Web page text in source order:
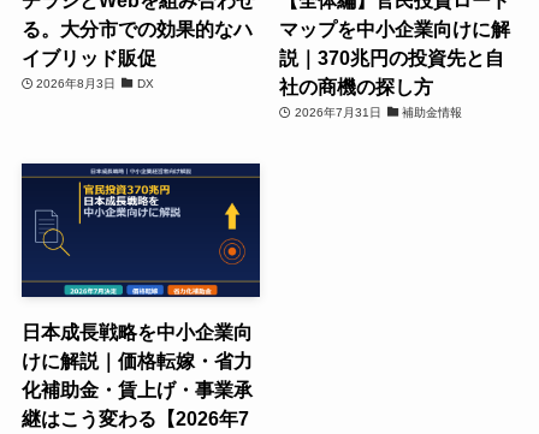
る。大分市での効果的なハ
イブリッド販促
2026年8月3日 DX
マップを中小企業向けに解
説｜370兆円の投資先と自
社の商機の探し方
2026年7月31日 補助金情報
日本成長戦略を中小企業向
けに解説｜価格転嫁・省力
化補助金・賃上げ・事業承
継はこう変わる【2026年7